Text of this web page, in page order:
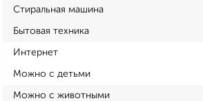
Стиральная машина
Бытовая техника
Интернет
Можно с детьми
Можно с животными